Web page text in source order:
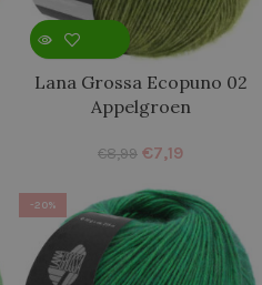
Lana Grossa Ecopuno 02
Appelgroen
€8,99 €7,19
-20%